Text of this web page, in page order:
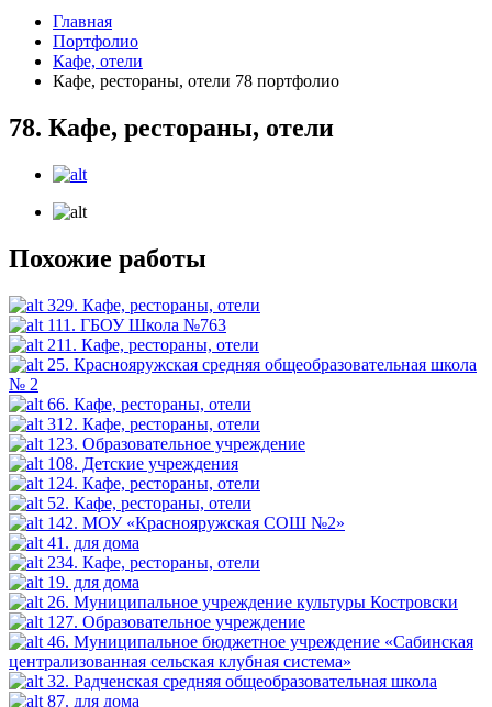
Главная
Портфолио
Кафе, отели
Кафе, рестораны, отели 78 портфолио
78. Кафе, рестораны, отели
Похожие работы
329. Кафе, рестораны, отели
111. ГБОУ Школа №763
211. Кафе, рестораны, отели
25. Краснояружская средняя общеобразовательная школа
№ 2
66. Кафе, рестораны, отели
312. Кафе, рестораны, отели
123. Образовательное учреждение
108. Детские учреждения
124. Кафе, рестораны, отели
52. Кафе, рестораны, отели
142. МОУ «Краснояружская СОШ №2»
41. для дома
234. Кафе, рестораны, отели
19. для дома
26. Муниципальное учреждение культуры Костровски
127. Образовательное учреждение
46. Муниципальное бюджетное учреждение «Сабинская
централизованная сельская клубная система»
32. Радченская средняя общеобразовательная школа
87. для дома